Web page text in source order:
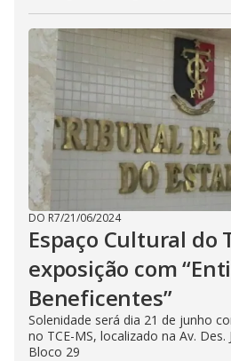
DO R7/21/06/2024
Espaço Cultural do
exposição com
Beneficentes”
Solenidade será dia 21 de junho
no TCE-MS, localizado na Av. Des.
Bloco 29